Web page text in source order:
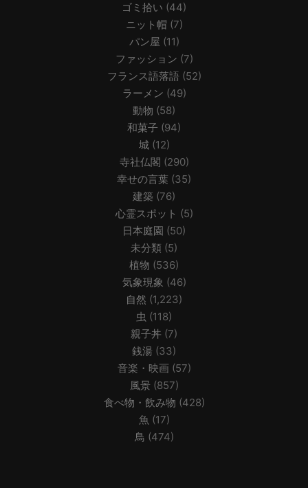
ゴミ拾い (44)
ニット帽 (7)
パン屋 (11)
ファッション (7)
フランス語落語 (52)
ラーメン (49)
動物 (58)
和菓子 (94)
城(12)
寺社仏閣 (290)
幸せの言葉 (35)
建築 (76)
心霊スポット (5)
日本庭園 (50)
未分類 (5)
植物 (536)
気象現象 (46)
自然 (1,223)
虫 (118)
親子丼 (7)
銭湯 (33)
音楽・映画 (57)
風景(857)
食べ物・飲み物 (428)
魚 (17)
鳥 (474)